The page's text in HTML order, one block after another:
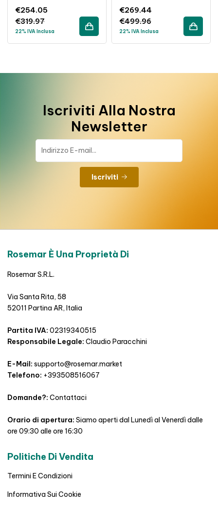
Ventilato Inox Classe A
€319.97
€254.05
22% IVA Inclusa
Wi-Fi Nero Classe A+
€499.96
€269.44
22% IVA Inclusa
Iscriviti Alla Nostra
Newsletter
Iscriviti
Rosemar È Una Proprietà Di
Rosemar S.R.L.
Via Santa Rita, 58
52011 Partina AR, Italia
Partita IVA: 02319340515
Responsabile Legale: Claudio Paracchini
E-Mail: supporto@rosemar.market
Telefono: +393508516067
Domande?: Contattaci
Orario di apertura: Siamo aperti dal Lunedì al Venerdì dalle
ore 09:30 alle ore 16:30
Politiche Di Vendita
Termini E Condizioni
Informativa Sui Cookie